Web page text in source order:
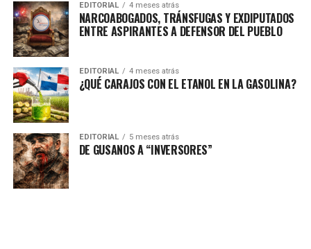
EDITORIAL 4 meses atrás
NARCOABOGADOS, TRÁNSFUGAS Y EXDIPUTADOS
ENTRE ASPIRANTES A DEFENSOR DEL PUEBLO
EDITORIAL 4 meses atrás
¿QUÉ CARAJOS CON EL ETANOL EN LA GASOLINA?
EDITORIAL 5 meses atrás
DE GUSANOS A “INVERSORES”